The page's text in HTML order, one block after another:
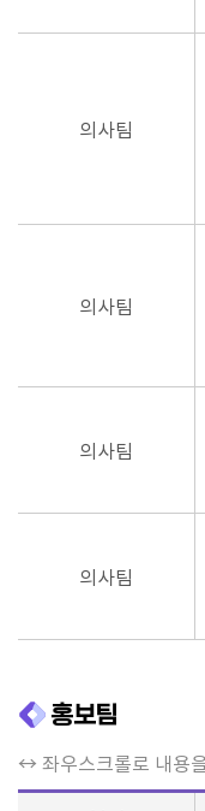
의사팀
의사팀
의사팀
의사팀
홍보팀
↔ 좌우스크롤로 내용